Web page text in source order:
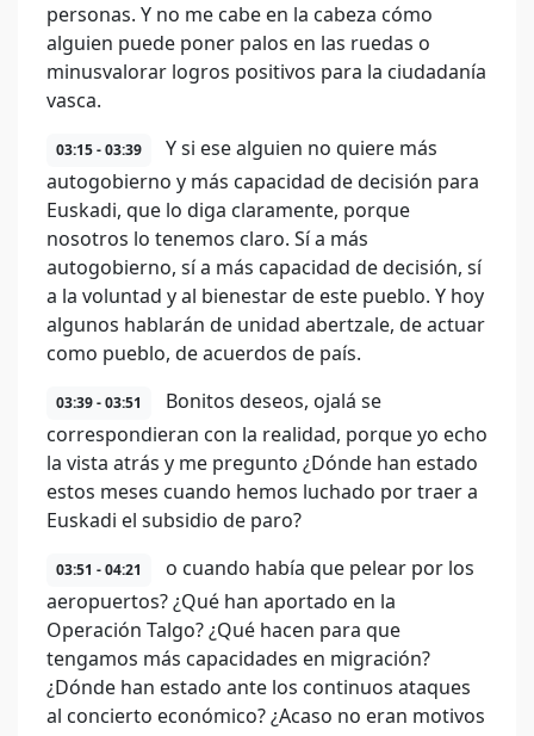
personas. Y no me cabe en la cabeza cómo
alguien puede poner palos en las ruedas o
minusvalorar logros positivos para la ciudadanía
vasca.
03:15 - 03:39
Y si ese alguien no quiere más
autogobierno y más capacidad de decisión para
Euskadi, que lo diga claramente, porque
nosotros lo tenemos claro. Sí a más
autogobierno, sí a más capacidad de decisión, sí
a la voluntad y al bienestar de este pueblo. Y hoy
algunos hablarán de unidad abertzale, de actuar
como pueblo, de acuerdos de país.
03:39 - 03:51
Bonitos deseos, ojalá se
correspondieran con la realidad, porque yo echo
la vista atrás y me pregunto ¿Dónde han estado
estos meses cuando hemos luchado por traer a
Euskadi el subsidio de paro?
03:51 - 04:21
o cuando había que pelear por los
aeropuertos? ¿Qué han aportado en la
Operación Talgo? ¿Qué hacen para que
tengamos más capacidades en migración?
¿Dónde han estado ante los continuos ataques
al concierto económico? ¿Acaso no eran motivos